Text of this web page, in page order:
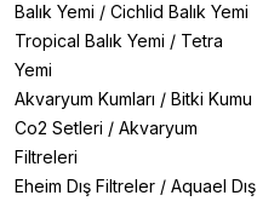
Balık Yemi / Cichlid Balık Yemi
Tropical Balık Yemi / Tetra
Yemi
Akvaryum Kumları / Bitki Kumu
Co2 Setleri / Akvaryum
Filtreleri
Eheim Dış Filtreler / Aquael Dış